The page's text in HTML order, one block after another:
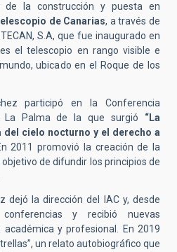
la construcción y puesta en
de Canarias, a través de
S.A, que fue inaugurado en
el telescopio en rango visible e
ubicado en el Roque de los
participó en la Conferencia
La Palma de la que surgió “La
del cielo nocturno y el derecho a
2011 promovió la creación de la
objetivo de difundir los principios de
dejó la dirección del IAC y, desde
y recibió nuevas
y profesional. En 2019
un relato autobiográfico que